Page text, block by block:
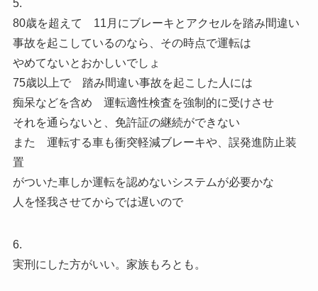
5.
80歳を超えて 11月にブレーキとアクセルを踏み間違い
事故を起こしているのなら、その時点で運転は
やめてないとおかしいでしょ
75歳以上で 踏み間違い事故を起こした人には
痴呆などを含め 運転適性検査を強制的に受けさせ
それを通らないと、免許証の継続ができない
また 運転する車も衝突軽減ブレーキや、誤発進防止装
置
がついた車しか運転を認めないシステムが必要かな
人を怪我させてからでは遅いので
6.
実刑にした方がいい。家族もろとも。